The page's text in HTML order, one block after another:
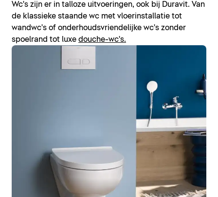
Wc's zijn er in talloze uitvoeringen, ook bij Duravit. Van
de klassieke staande wc met vloerinstallatie tot
wandwc's of onderhoudsvriendelijke wc's zonder
spoelrand tot luxe douche-wc's.